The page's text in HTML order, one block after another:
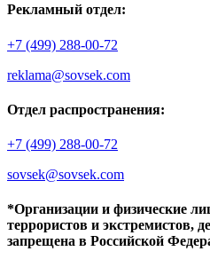
Рекламный отдел:
+7 (499) 288-00-72
reklama@sovsek.com
Отдел распространения:
+7 (499) 288-00-72
sovsek@sovsek.com
*Организации и физические
террористов и экстремистов,
запрещена в Российской